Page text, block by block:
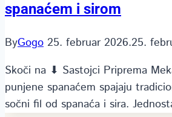
spanaćem i sirom
ByGogo 25. februar 2026.25.
Skoči na ⬇ Sastojci Priprema
punjene spanaćem spajaju
sočni fil od spanaća i sira.